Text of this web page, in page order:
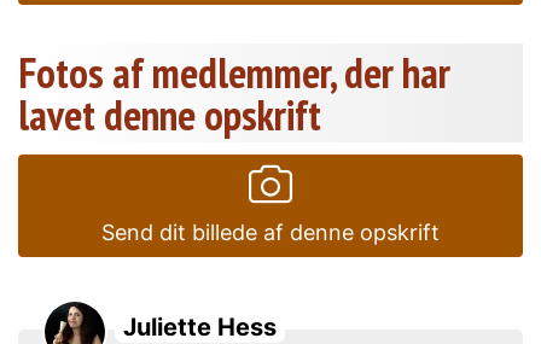
Fotos af medlemmer, der har
lavet denne opskrift
Send dit billede af denne opskrift
Juliette Hess